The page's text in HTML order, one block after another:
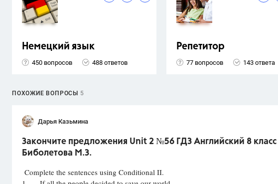
Немецкий язык
450 вопросов 488 ответов
Репетитор
77 вопросов 143 ответа
ПОХОЖИЕ ВОПРОСЫ 5
Дарья Казьмина
Закончите предложения Unit 2 №56 ГДЗ Английский 8 класс
Биболетова М.З.
Complete the sentences using Conditional II.